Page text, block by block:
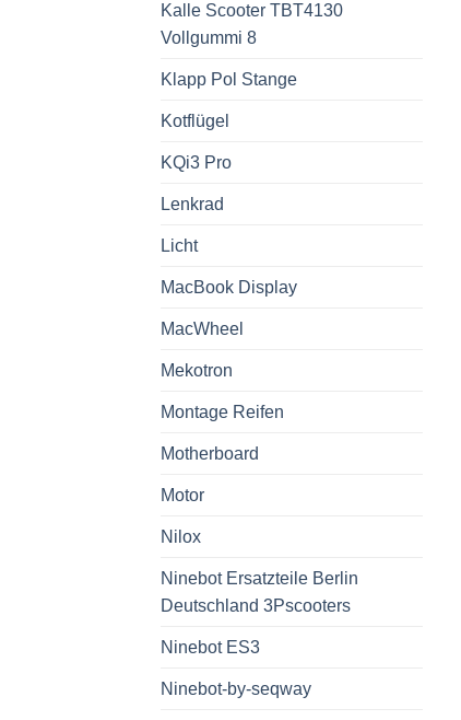
Kalle Scooter TBT4130
Vollgummi 8
Klapp Pol Stange
Kotflügel
KQi3 Pro
Lenkrad
Licht
MacBook Display
MacWheel
Mekotron
Montage Reifen
Motherboard
Motor
Nilox
Ninebot Ersatzteile Berlin
Deutschland 3Pscooters
Ninebot ES3
Ninebot-by-seqway